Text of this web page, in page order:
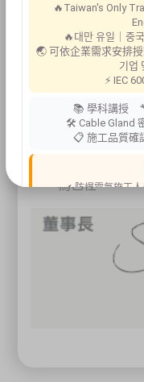
滿意解決。
專業、負責
環境、安全衛
公司顧問服務
有效率的方法
領有國家專業
統化思維分析
協助解決，為
為己任。
🔥Taiwan's Only
🔥대만 유일｜중
🌏 可依企業需求安排
기업
⚡ IEC
📚 學科講授
🛠 Cable Gland
📋 施工品質
✔ 防爆電氣施工人
✔ 工廠設備管理人
📍
祐昕技術股
40458